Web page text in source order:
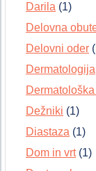
Darila (1)
Delovna
Delovni oder
Dermatologija
Dežniki (1)
Diastaza (1)
Dom in vrt(1)